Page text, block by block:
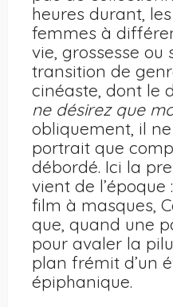
heures durant,
femmes à
vie, grossesse ou
transition de
cinéaste, dont le
ne désirez que
obliquement, il
portrait que
débordé. Ici la
vient de l’époque :
film à masques,
que, quand une
pour avaler la
plan frémit d’un
épiphanique.